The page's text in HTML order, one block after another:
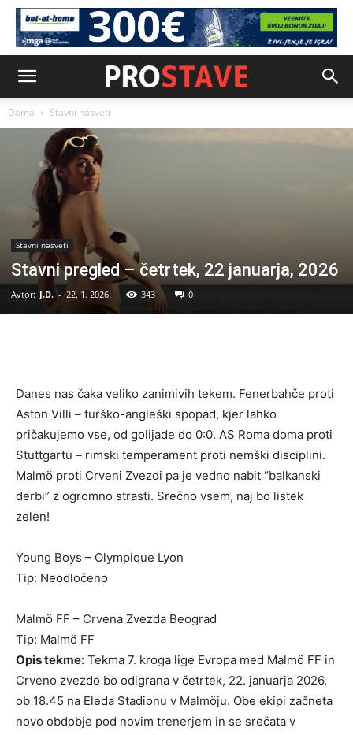
Doma Stavni nasveti
Stavni nasveti
Stavni pregled – četrtek, 22 januarja, 2026
Avtor: J.D. - 22. 1. 2026 343 0
Danes nas čaka veliko zanimivih tekem. Fenerbahče proti
Aston Villi – turško-angleški spopad, kjer lahko
pričakujemo vse, od golijade do 0:0. AS Roma doma proti
Stuttgartu – rimski temperament proti nemški disciplini.
Malmö proti Crveni Zvezdi pa je vedno nabit “balkanski
derbi” z ogromno strasti. Srečno vsem, naj bo listek
zelen!
Young Boys – Olympique Lyon
Tip: Neodločeno
Malmö FF – Crvena Zvezda Beograd
Tip: Malmö FF
Opis tekme: Tekma 7. kroga lige Evropa med Malmö FF in
Crveno zvezdo bo odigrana v četrtek, 22. januarja 2026,
ob 18.45 na Eleda Stadionu v Malmöju. Obe ekipi začneta
novo obdobje pod novim trenerjem in se srečata v